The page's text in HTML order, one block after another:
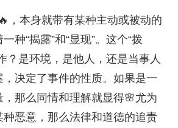
，本身就带有某种主动或被动的
种“揭露”和“显现”。这个“拨
？是环境，是他人，还是当事人
，决定了事件的性质。如果是一
那么同情和理解就显得🌸尤为
恶意，那么法律和道德的追责